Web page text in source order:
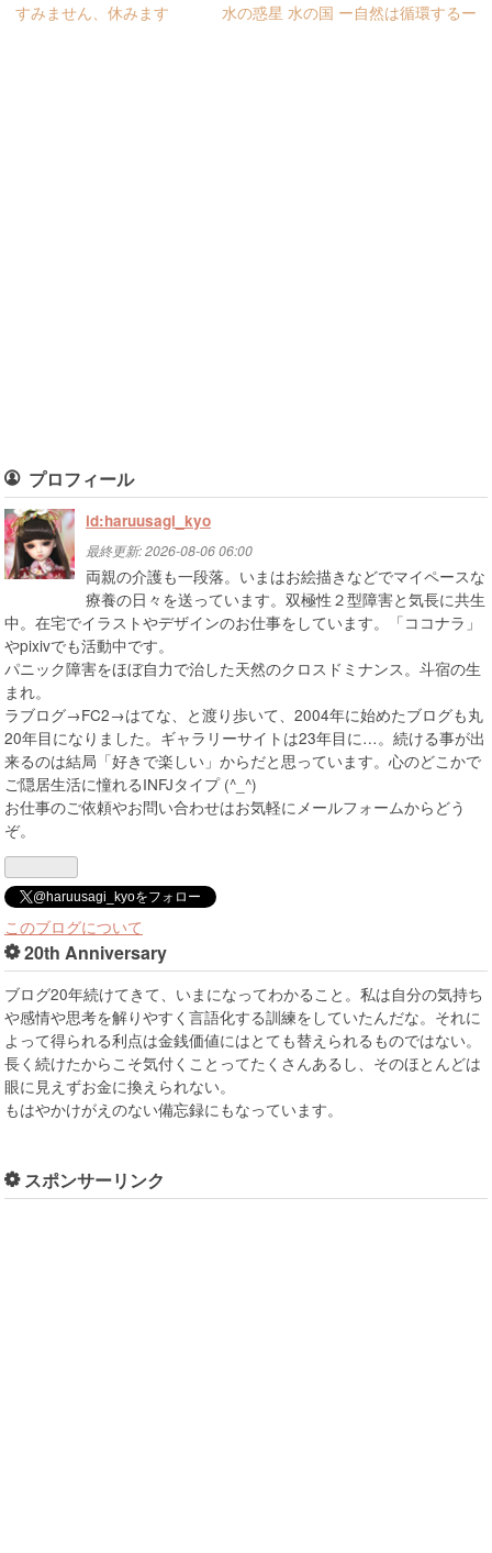
すみません、休みます 水の惑星 水の国 ー自然は循環するー
プロフィール
id:haruusagi_kyo
最終更新:2026-08-06 06:00
両親の介護も一段落。いまはお絵描きなどでマイペースな
療養の日々を送っています。双極性２型障害と気長に共生
中。在宅でイラストやデザインのお仕事をしています。「ココナラ」
やpixivでも活動中です。
パニック障害をほぼ自力で治した天然のクロスドミナンス。斗宿の生
まれ。
ラブログ→FC2→はてな、と渡り歩いて、2004年に始めたブログも丸
20年目になりました。ギャラリーサイトは23年目に…。続ける事が出
来るのは結局「好きで楽しい」からだと思っています。心のどこかで
ご隠居生活に憧れるINFJタイプ (^_^)
お仕事のご依頼やお問い合わせはお気軽にメールフォームからどう
ぞ。
@haruusagi_kyoをフォロー
このブログについて
20th Anniversary
ブログ20年続けてきて、いまになってわかること。私は自分の気持ち
や感情や思考を解りやすく言語化する訓練をしていたんだな。それに
よって得られる利点は金銭価値にはとても替えられるものではない。
長く続けたからこそ気付くことってたくさんあるし、そのほとんどは
眼に見えずお金に換えられない。
もはやかけがえのない備忘録にもなっています。
スポンサーリンク